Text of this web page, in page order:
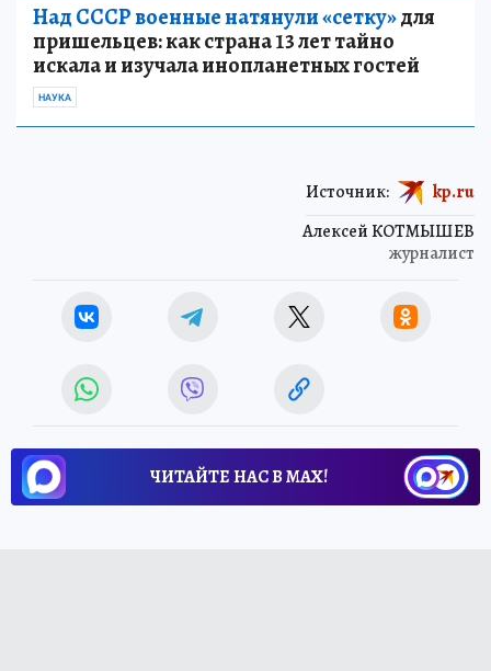
Над СССР военные натянули «сетку»для
пришельцев: как страна 13 лет тайно
искала и изучала инопланетных гостей
НАУКА
Алексей КОТМЫШЕВ
журналист
Источник: kp.ru
ЧИТАЙТЕ НАС В МАХ!